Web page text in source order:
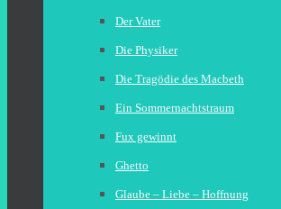
Der Vater
Die Physiker
Die Tragödie des Macbeth
Ein Sommernachtstraum
Fux gewinnt
Ghetto
Glaube – Liebe – Hoffnung